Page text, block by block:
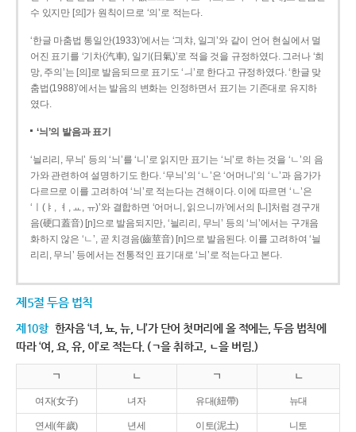
수 있지만 [의]가 원칙이므로 ‘의’로 적는다.
‘한글 마춤법 통일안(1933)’에서는 ‘긔챠, 일긔’와 같이 언어 현실에서 멀
어진 표기를 ‘기차(汽車), 일기(日氣)’로 적을 것을 규정하였다. 그러나 ‘희
망, 주의’는 [의]로 발음되므로 표기도 ‘ㅢ’로 한다고 규정하였다. ‘한글 맞
춤법(1988)’에서는 발음의 변화는 인정하면서 표기는 기존대로 유지하
였다.
‘늬’의 발음과 표기
‘늴리리, 무늬’ 등의 ‘늬’를 ‘니’로 읽지만 표기는 ‘늬’로 하는 것을 ‘ㄴ’의 음
가와 관련하여 설명하기도 한다. ‘무늬’의 ‘ㄴ’은 ‘어머니’의 ‘ㄴ’과 음가가
다르므로 이를 고려하여 ‘늬’로 적는다는 견해이다. 이에 따르면 ‘ㄴ’은
‘ㅣ(ㅑ, ㅕ, ㅛ, ㅠ)’와 결합하면 ‘어머니, 읽으니까’에서의 [니]처럼 경구개
음(硬口蓋音) [ɲ]으로 발음되지만, ‘늴리리, 무늬’ 등의 ‘늬’에서는 구개음
화하지 않은 ‘ㄴ’, 곧 치경음(齒莖音) [n]으로 발음된다. 이를 고려하여 ‘늴
리리, 무늬’ 등에서는 전통적인 표기대로 ‘늬’로 적는다고 본다.
제5절 두음 법칙
제10항 한자음 ‘녀, 뇨, 뉴, 니’가 단어 첫머리에 올 적에는, 두음 법칙에
따라 ‘여, 요, 유, 이’로 적는다. (ㄱ을 취하고, ㄴ을 버림.)
ㄱ ㄴ ㄱ ㄴ
여자(女子) 녀자 유대(紐帶) 뉴대
연세(年歲) 년세 이토(泥土) 니토